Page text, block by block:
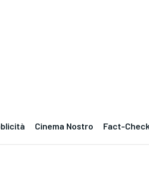
Cinema Nostro Fact-